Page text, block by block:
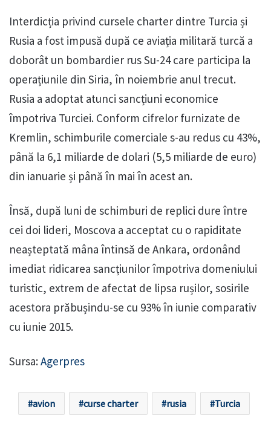
Interdicția privind cursele charter dintre Turcia și
Rusia a fost impusă după ce aviația militară turcă a
doborât un bombardier rus Su-24 care participa la
operațiunile din Siria, în noiembrie anul trecut.
Rusia a adoptat atunci sancțiuni economice
împotriva Turciei. Conform cifrelor furnizate de
Kremlin, schimburile comerciale s-au redus cu 43%,
până la 6,1 miliarde de dolari (5,5 miliarde de euro)
din ianuarie și până în mai în acest an.
Însă, după luni de schimburi de replici dure între
cei doi lideri, Moscova a acceptat cu o rapiditate
neașteptată mâna întinsă de Ankara, ordonând
imediat ridicarea sancțiunilor împotriva domeniului
turistic, extrem de afectat de lipsa rușilor, sosirile
acestora prăbușindu-se cu 93% în iunie comparativ
cu iunie 2015.
Sursa:Agerpres
avion curse charter rusia Turcia